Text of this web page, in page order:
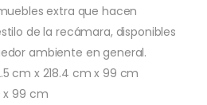
extra que hacen
de la recámara, disponibles
ambiente en general.
cm x 218.4 cm x 99 cm
x 99 cm